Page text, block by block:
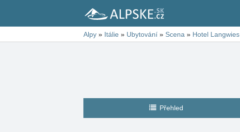
Alpy » Itálie » Ubytování » Scena » Hotel Langwies
Přehled